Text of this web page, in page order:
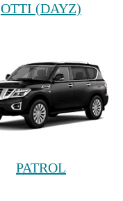
OTTI (DAYZ)
PATROL